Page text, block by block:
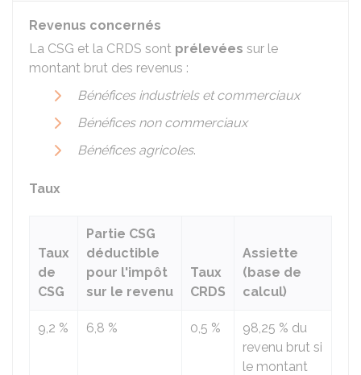
Revenus concernés
La CSG et la CRDS sont prélevées sur le
montant brut des revenus :
Bénéfices industriels et commerciaux
Bénéfices non commerciaux
Bénéfices agricoles.
Taux
Taux
de
CSG
Partie CSG
déductible
pour l'impôt
sur le revenu
Taux
CRDS
Assiette
(base de
calcul)
9,2 % 6,8 % 0,5 % 98,25 % du
revenu brut si
le montant